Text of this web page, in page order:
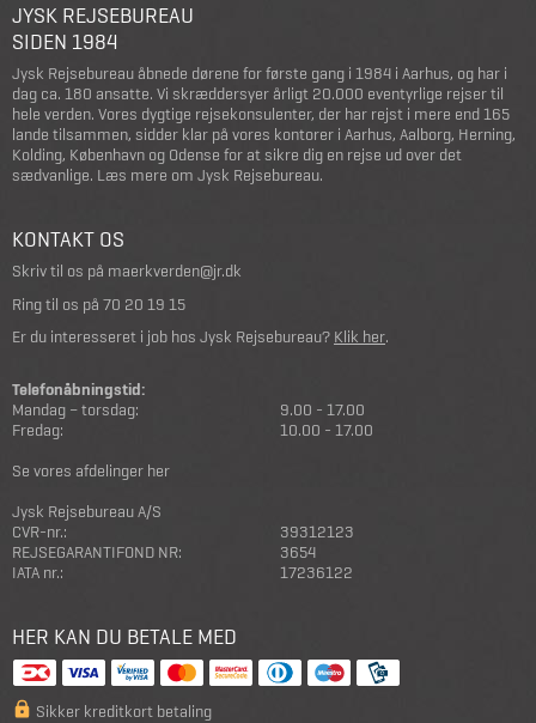
JYSK REJSEBUREAU
SIDEN 1984
Jysk Rejsebureau åbnede dørene for første gang i 1984 i Aarhus, og har i
dag ca. 180 ansatte. Vi skræddersyer årligt 20.000 eventyrlige rejser til
hele verden. Vores dygtige rejsekonsulenter, der har rejst i mere end 165
lande tilsammen, sidder klar på vores kontorer i Aarhus, Aalborg, Herning,
Kolding, København og Odense for at sikre dig en rejse ud over det
sædvanlige. Læs mere om Jysk Rejsebureau.
KONTAKT OS
Skriv til os på maerkverden@jr.dk
Ring til os på 70 20 19 15
Er du interesseret i job hos Jysk Rejsebureau? Klik her.
Telefonåbningstid:
Mandag – torsdag:
9.00 - 17.00
Fredag:
10.00 - 17.00
Se vores afdelinger her
Jysk Rejsebureau A/S
CVR-nr.:
39312123
REJSEGARANTIFOND NR:
3654
IATA nr.:
17236122
HER KAN DU BETALE MED
Sikker kreditkort betaling